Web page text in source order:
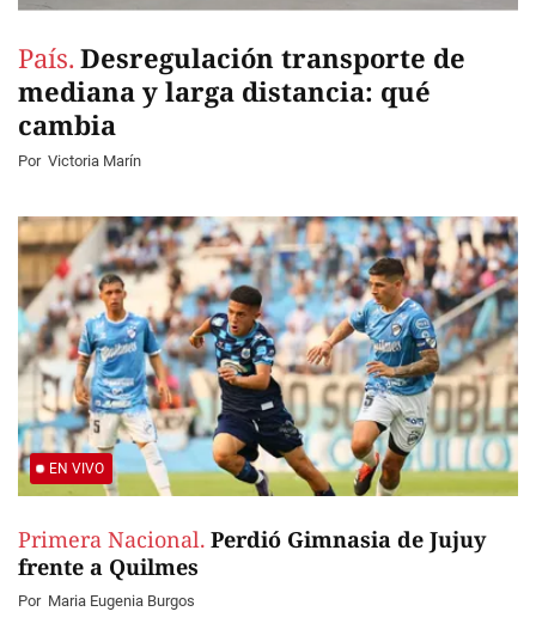
País. Desregulación transporte de
mediana y larga distancia: qué
cambia
Por Victoria Marín
EN VIVO
Primera Nacional. Perdió Gimnasia de Jujuy
frente a Quilmes
Por Maria Eugenia Burgos